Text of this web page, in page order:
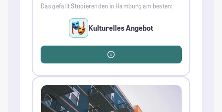
Das gefällt Studierenden in Hamburg am besten:
Kulturelles Angebot